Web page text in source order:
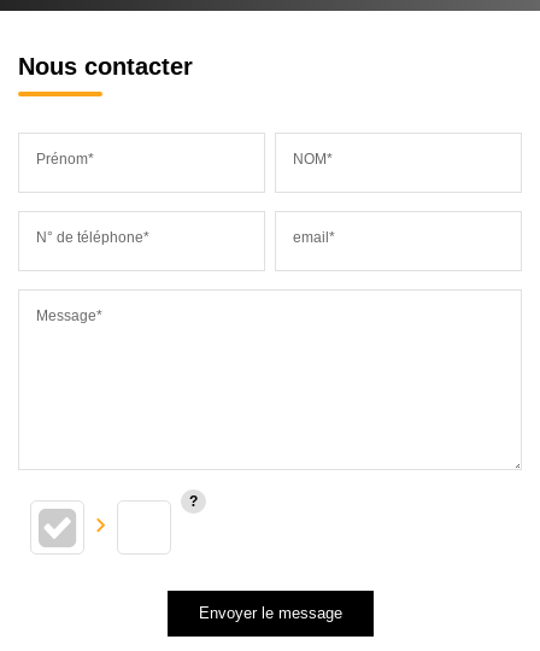
Nous contacter
Prénom* NOM*
N° de téléphone* email*
Message*
Envoyer le message